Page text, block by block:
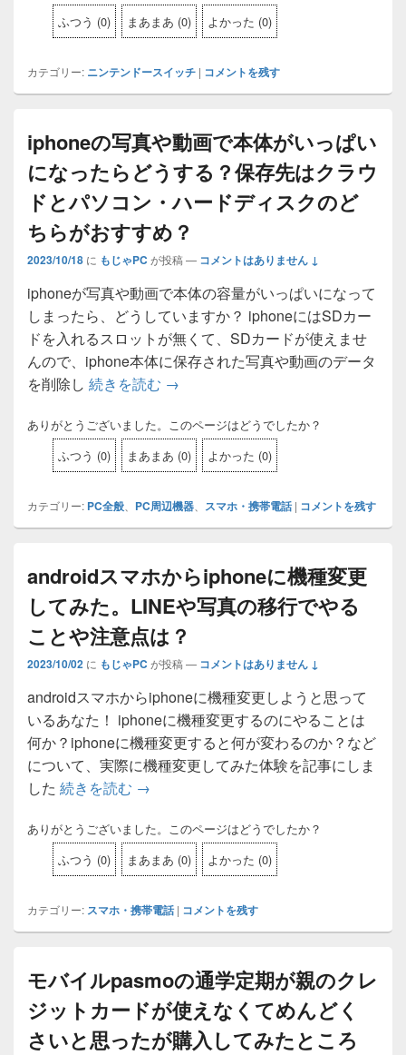
ふつう (0) まあまあ (0) よかった (0)
カテゴリー: ニンテンドースイッチ | コメントを残す
iphoneの写真や動画で本体がいっぱい
になったらどうする？保存先はクラウ
ドとパソコン・ハードディスクのど
ちらがおすすめ？
2023/10/18 に もじゃPC が投稿 — コメントはありません ↓
iphoneが写真や動画で本体の容量がいっぱいになって
しまったら、どうしていますか？ iphoneにはSDカー
ドを入れるスロットが無くて、SDカードが使えませ
んので、iphone本体に保存された写真や動画のデータ
を削除し 続きを読む iphoneの写真や動画で本体がいっ
→
ありがとうございました。このページはどうでしたか？
ふつう (0) まあまあ (0) よかった (0)
カテゴリー: PC全般 PC周辺機器 スマホ・携帯電話 | コメントを残す
androidスマホからiphoneに機種変更
してみた。LINEや写真の移行でやる
ことや注意点は？
2023/10/02 に もじゃPC が投稿 — コメントはありません ↓
androidスマホからiphoneに機種変更しようと思って
いるあなた！ iphoneに機種変更するのにやることは
何か？iphoneに機種変更すると何が変わるのか？など
について、実際に機種変更してみた体験を記事にしま
した 続きを読む androidスマホからiphoneに機種変更し
→
ありがとうございました。このページはどうでしたか？
ふつう (0) まあまあ (0) よかった (0)
カテゴリー: スマホ・携帯電話 | コメントを残す
モバイルpasmoの通学定期が親のクレ
ジットカードが使えなくてめんどく
さいと思ったが購入してみたところ